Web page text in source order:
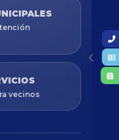
vecinos